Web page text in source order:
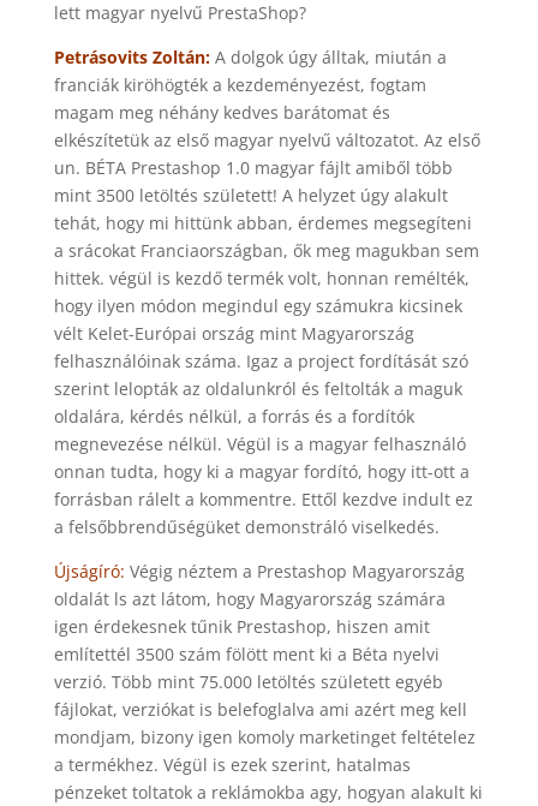
lett magyar nyelvű PrestaShop?
Petrásovits Zoltán: A dolgok úgy álltak, miután a
franciák kiröhögték a kezdeményezést, fogtam
magam meg néhány kedves barátomat és
elkészítetük az első magyar nyelvű változatot. Az első
un. BÉTA Prestashop 1.0 magyar fájlt amiből több
mint 3500 letöltés született! A helyzet úgy alakult
tehát, hogy mi hittünk abban, érdemes megsegíteni
a srácokat Franciaországban, ők meg magukban sem
hittek. végül is kezdő termék volt, honnan remélték,
hogy ilyen módon megindul egy számukra kicsinek
vélt Kelet-Európai ország mint Magyarország
felhasználóinak száma. Igaz a project fordítását szó
szerint lelopták az oldalunkról és feltolták a maguk
oldalára, kérdés nélkül, a forrás és a fordítók
megnevezése nélkül. Végül is a magyar felhasználó
onnan tudta, hogy ki a magyar fordító, hogy itt-ott a
forrásban rálelt a kommentre. Ettől kezdve indult ez
a felsőbbrendűségüket demonstráló viselkedés.
Újságíró: Végig néztem a Prestashop Magyarország
oldalát ls azt látom, hogy Magyarország számára
igen érdekesnek tűnik Prestashop, hiszen amit
említettél 3500 szám fölött ment ki a Béta nyelvi
verzió. Több mint 75.000 letöltés született egyéb
fájlokat, verziókat is belefoglalva ami azért meg kell
mondjam, bizony igen komoly marketinget feltételez
a termékhez. Végül is ezek szerint, hatalmas
pénzeket toltatok a reklámokba agy, hogyan alakult ki